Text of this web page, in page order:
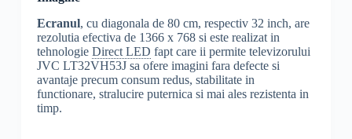
Ecranul, cu diagonala de 80 cm, respectiv 32 inch, are
rezolutia efectiva de 1366 x 768 si este realizat in
tehnologie Direct LED fapt care ii permite televizorului
JVC LT32VH53J sa ofere imagini fara defecte si
avantaje precum consum redus, stabilitate in
functionare, stralucire puternica si mai ales rezistenta in
timp.